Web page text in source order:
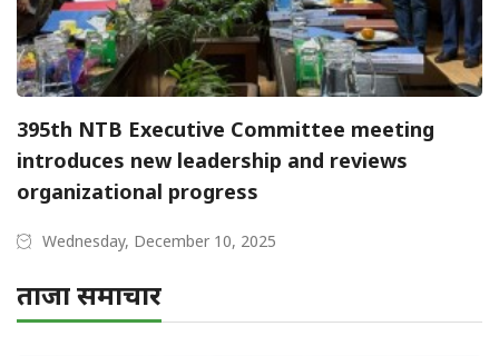
395th NTB Executive Committee meeting
introduces new leadership and reviews
organizational progress
Wednesday, December 10, 2025
ताजा समाचार